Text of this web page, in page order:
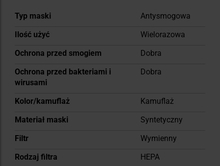
Więcej
Typ maski
Antysmogowa
Ilość użyć
Wielorazowa
Ochrona przed smogiem
Dobra
Ochrona przed bakteriami i
wirusami
Dobra
Kolor/kamuflaż
Kamuflaż
Materiał maski
Syntetyczny
Filtr
Wymienny
Rodzaj filtra
HEPA